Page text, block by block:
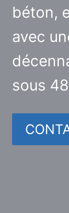
béton,
avec
sous